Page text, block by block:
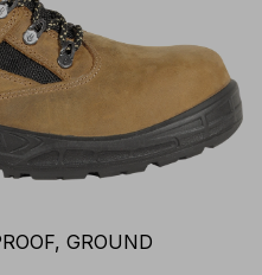
GROUND